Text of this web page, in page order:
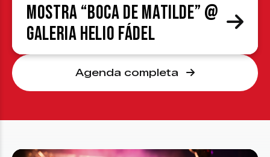
Mostra “Boca de Matilde” @
Galeria Helio Fádel
Agenda completa